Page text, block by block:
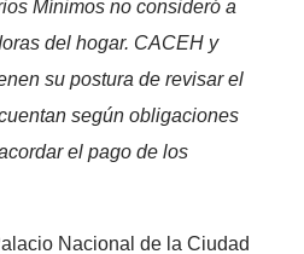
Mínimos no consideró a
del hogar. CACEH y
su postura de revisar el
según obligaciones
el pago de los
Nacional de la Ciudad